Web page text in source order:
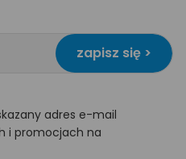
zapisz się >
adres e-mail
i promocjach na